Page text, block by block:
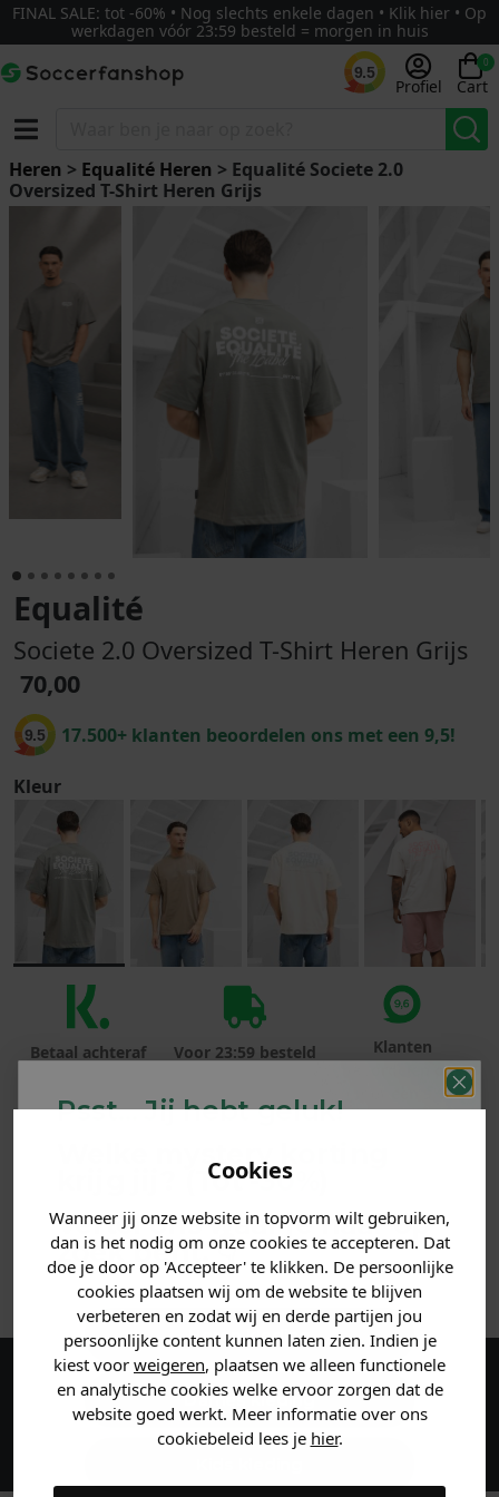
Cookies
Wanneer jij onze website in topvorm wilt gebruiken,
dan is het nodig om onze cookies te accepteren. Dat
doe je door op 'Accepteer' te klikken. De persoonlijke
cookies plaatsen wij om de website te blijven
verbeteren en zodat wij en derde partijen jou
persoonlijke content kunnen laten zien. Indien je
kiest voor weigeren, plaatsen we alleen functionele
en analytische cookies welke ervoor zorgen dat de
website goed werkt. Meer informatie over ons
cookiebeleid lees je hier.
FINAL SALE: tot -60% • Nog slechts enkele dagen • Klik hier • Op
werkdagen vóór 23:59 besteld = morgen in huis
9.5
Profiel
0
Cart
Heren > Equalité Heren > Equalité Societe 2.0
Oversized T-Shirt Heren Grijs
Equalité
Societe 2.0 Oversized T-Shirt Heren Grijs
70,00
9.5 17.500+ klanten beoordelen ons met een 9,5!
Kleur
Betaal achteraf
Voor 23:59 besteld
Klanten
beoordelen ons
met een 9,6!
MATERIAAL & WASVOORSCHRIFT
ANDERE BESTELDEN OOK
Maak een account aan en ontvang 5%
korting op je eerste bestelling!
Psst... Jij hebt geluk!
Welke mystery
krijg jij? (Tot-30%
Vertel ons waar je naar op
zoek bent. 👇
Heren kleding
Dames kleding